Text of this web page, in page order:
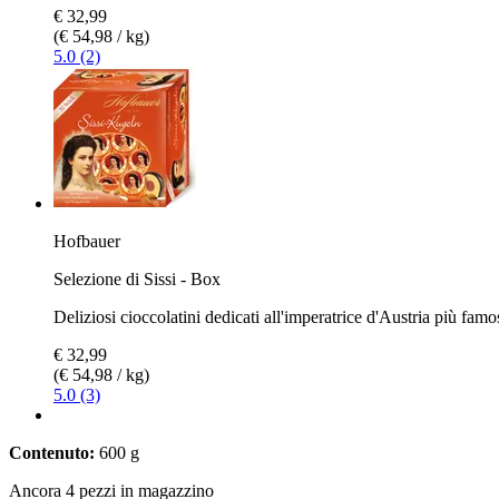
€ 32,99
(€ 54,98 / kg)
5.0 (2)
Hofbauer
Selezione di Sissi - Box
Deliziosi cioccolatini dedicati all'imperatrice d'Austria più
€ 32,99
(€ 54,98 / kg)
5.0 (3)
Contenuto: 600 g
Ancora 4 pezzi in magazzino